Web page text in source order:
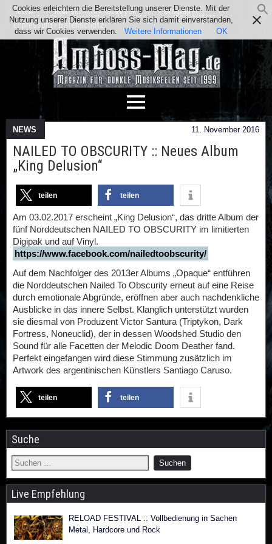
Team Kontakt Facebook
Instagram
Impressum / Datenschutz
NEWS 11. November 2016
NAILED TO OBSCURITY :: Neues Album
„King Delusion“
teilen teilen
Am 03.02.2017 erscheint „King Delusion“, das dritte Album der
fünf Norddeutschen NAILED TO OBSCURITY im limitierten
Digipak und auf Vinyl.
https://www.facebook.com/nailedtoobscurity/
Auf dem Nachfolger des 2013er Albums „Opaque“ entführen
die Norddeutschen Nailed To Obscurity erneut auf eine Reise
durch emotionale Abgründe, eröffnen aber auch nachdenkliche
Ausblicke in das innere Selbst. Klanglich unterstützt wurden
sie diesmal von Produzent Victor Santura (Triptykon, Dark
Fortress, Noneuclid), der in dessen Woodshed Studio den
Sound für alle Facetten der Melodic Doom Deather fand.
Perfekt eingefangen wird diese Stimmung zusätzlich im
Artwork des argentinischen Künstlers Santiago Caruso.
teilen teilen
Suche
Live Empfehlung
RELOAD FESTIVAL :: Vollbedienung in Sachen
Metal, Hardcore und Rock
Cookies erleichtern die Bereitstellung unserer Dienste. Mit der
Nutzung unserer Dienste erklären Sie sich damit einverstanden,
dass wir Cookies verwenden.
Weitere Informationen OK